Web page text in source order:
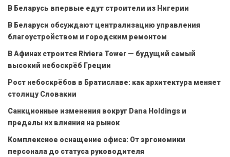
В Беларусь впервые едут строители из Нигерии
В Беларуси обсуждают централизацию управления
благоустройством и городским ремонтом
В Афинах строится Riviera Tower — будущий самый
высокий небоскрёб Греции
Рост небоскрёбов в Братиславе: как архитектура меняет
столицу Словакии
Санкционные изменения вокруг Dana Holdings и
пределы их влияния на рынок
Комплексное оснащение офиса: От эргономики
персонала до статуса руководителя